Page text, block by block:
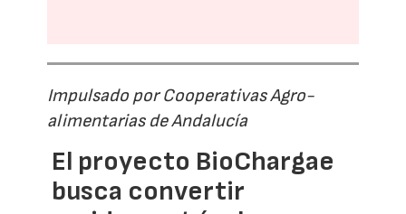
Impulsado por Cooperativas Agro-
alimentarias de Andalucía
El proyecto BioChargae
busca convertir